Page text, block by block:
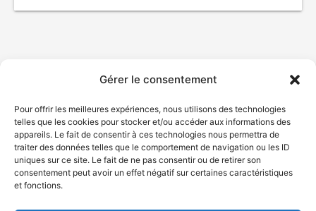
Gérer le consentement
Pour offrir les meilleures expériences, nous utilisons des technologies
telles que les cookies pour stocker et/ou accéder aux informations des
appareils. Le fait de consentir à ces technologies nous permettra de
traiter des données telles que le comportement de navigation ou les ID
uniques sur ce site. Le fait de ne pas consentir ou de retirer son
consentement peut avoir un effet négatif sur certaines caractéristiques
et fonctions.